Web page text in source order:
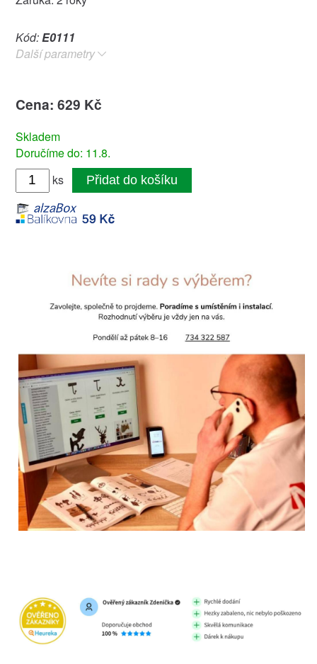
Kód:E0111
Další parametry
Cena: 629 Kč
Skladem
Doručíme do: 11.8.
ks
Přidat do košíku